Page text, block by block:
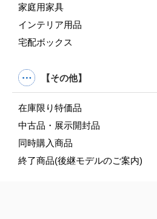
家庭用家具
インテリア用品
宅配ボックス
【その他】
在庫限り特価品
中古品・展示開封品
同時購入商品
終了商品(後継モデルのご案内)